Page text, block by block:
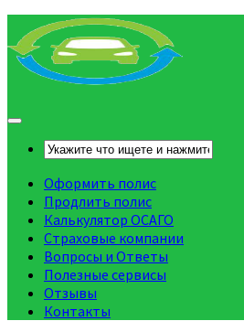
Оформить полис
Продлить полис
Калькулятор ОСАГО
Страховые компании
Вопросы и Ответы
Полезные сервисы
Отзывы
Контакты